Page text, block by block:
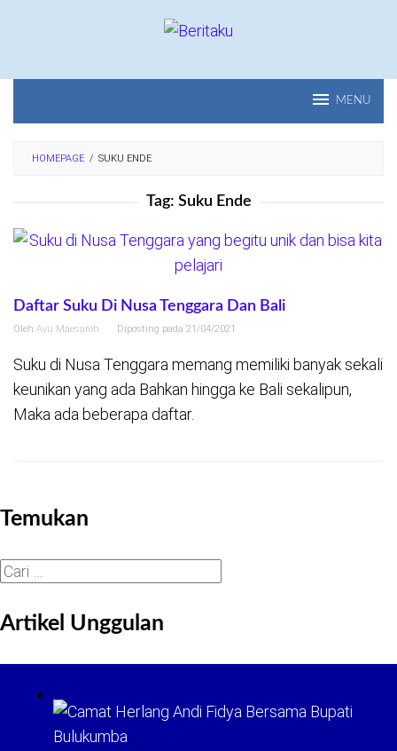
MENU
HOMEPAGE / SUKU ENDE
Tag: Suku Ende
Daftar Suku Di Nusa Tenggara Dan Bali
Oleh Ayu Maesaroh Diposting pada 21/04/2021
Suku di Nusa Tenggara memang memiliki banyak sekali
keunikan yang ada Bahkan hingga ke Bali sekalipun,
Maka ada beberapa daftar.
Temukan
Cari
Artikel Unggulan